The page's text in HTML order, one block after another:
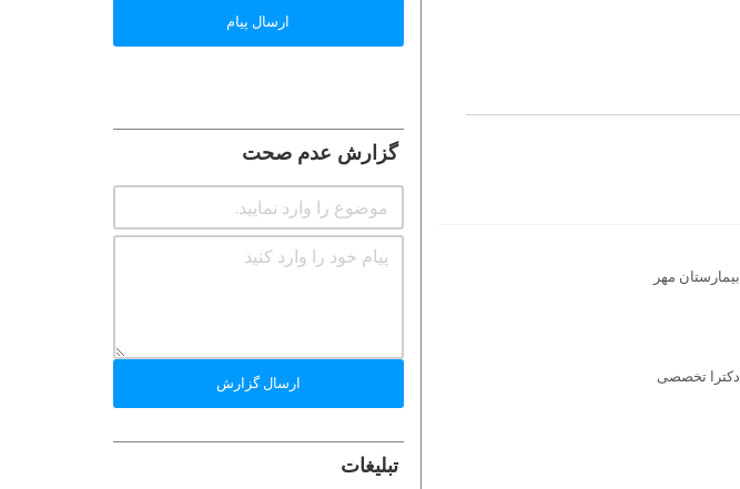
بیمارستان مهر
دکترا تخصصی
ارسال پیام
گزارش عدم صحت
ارسال گزارش
تبلیغات